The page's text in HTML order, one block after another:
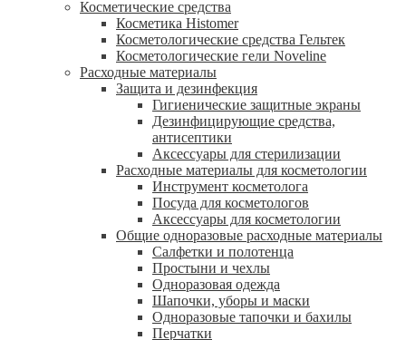
Косметические средства
Косметика Histomer
Косметологические средства Гельтек
Косметологические гели Noveline
Расходные материалы
Защита и дезинфекция
Гигиенические защитные экраны
Дезинфицирующие средства,
антисептики
Аксессуары для стерилизации
Расходные материалы для косметологии
Инструмент косметолога
Посуда для косметологов
Аксессуары для косметологии
Общие одноразовые расходные материалы
Салфетки и полотенца
Простыни и чехлы
Одноразовая одежда
Шапочки, уборы и маски
Одноразовые тапочки и бахилы
Перчатки